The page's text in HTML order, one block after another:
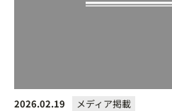
2026.02.19 メディア掲載